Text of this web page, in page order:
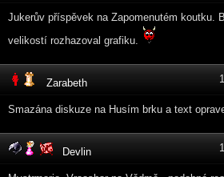
Jukerův příspěvek na Zapomenutém koutku.
velikostí rozhazoval grafiku.
Zarabeth
Smazána diskuze na Husím brku a text
Devlin